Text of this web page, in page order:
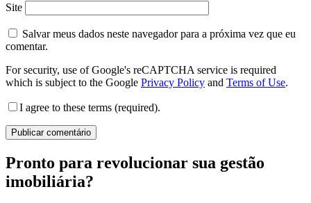
Site
Salvar meus dados neste navegador para a próxima vez que eu
comentar.
For security, use of Google's reCAPTCHA service is required
which is subject to the Google Privacy Policy and Terms of Use.
I agree to these terms (required).
Pronto para revolucionar sua gestão
imobiliária?